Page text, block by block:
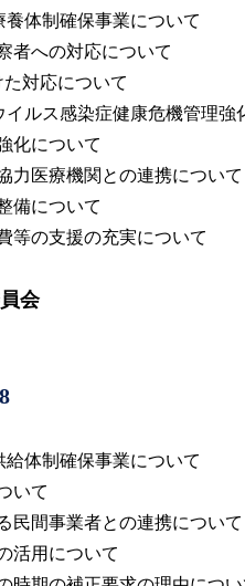
養体制確保事業について
者への対応について
た対応について
イルス感染症健康危機管理強
化について
力医療機関との連携について
備について
等の支援の充実について
会
給体制確保事業について
いて
民間事業者との連携について
活用について